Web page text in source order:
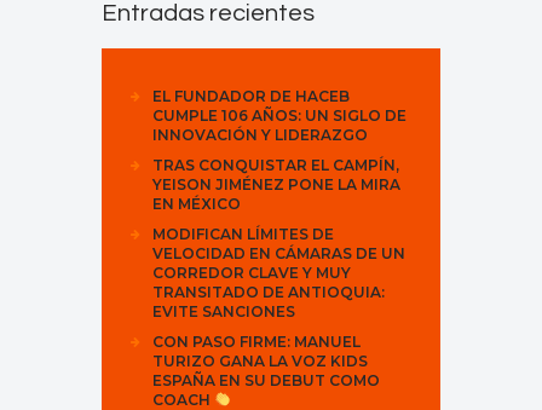
Entradas recientes
EL FUNDADOR DE HACEB
CUMPLE 106 AÑOS: UN SIGLO DE
INNOVACIÓN Y LIDERAZGO
TRAS CONQUISTAR EL CAMPÍN,
YEISON JIMÉNEZ PONE LA MIRA
EN MÉXICO
MODIFICAN LÍMITES DE
VELOCIDAD EN CÁMARAS DE UN
CORREDOR CLAVE Y MUY
TRANSITADO DE ANTIOQUIA:
EVITE SANCIONES
CON PASO FIRME: MANUEL
TURIZO GANA LA VOZ KIDS
ESPAÑA EN SU DEBUT COMO
COACH